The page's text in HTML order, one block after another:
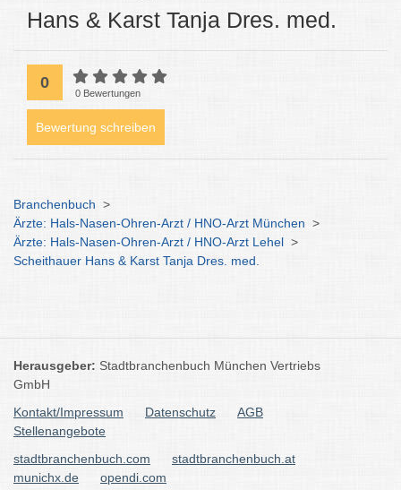
Hans & Karst Tanja Dres. med.
0
0 Bewertungen
Bewertung schreiben
Branchenbuch >
Ärzte: Hals-Nasen-Ohren-Arzt / HNO-Arzt München >
Ärzte: Hals-Nasen-Ohren-Arzt / HNO-Arzt Lehel >
Scheithauer Hans & Karst Tanja Dres. med.
Herausgeber: Stadtbranchenbuch München Vertriebs
GmbH
Kontakt/Impressum
Datenschutz
AGB
Stellenangebote
stadtbranchenbuch.com
stadtbranchenbuch.at
munichx.de
opendi.com